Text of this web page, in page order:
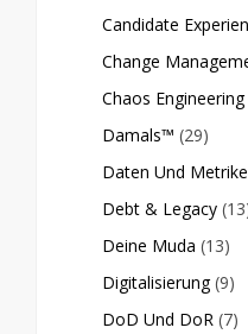
Candidate
Change
Chaos Engineering
Damals™ (29)
Daten Und
Debt & Legacy
Deine Muda (13)
Digitalisierung (9)
DoD Und DoR (7)